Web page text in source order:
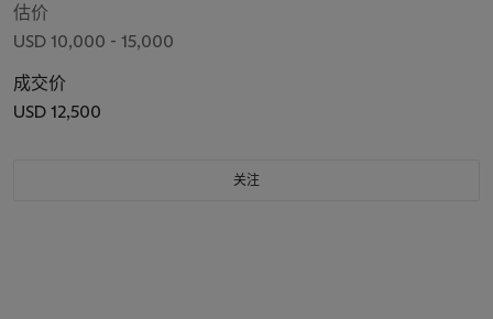
估价
USD 10,000 - 15,000
成交价
USD 12,500
关注